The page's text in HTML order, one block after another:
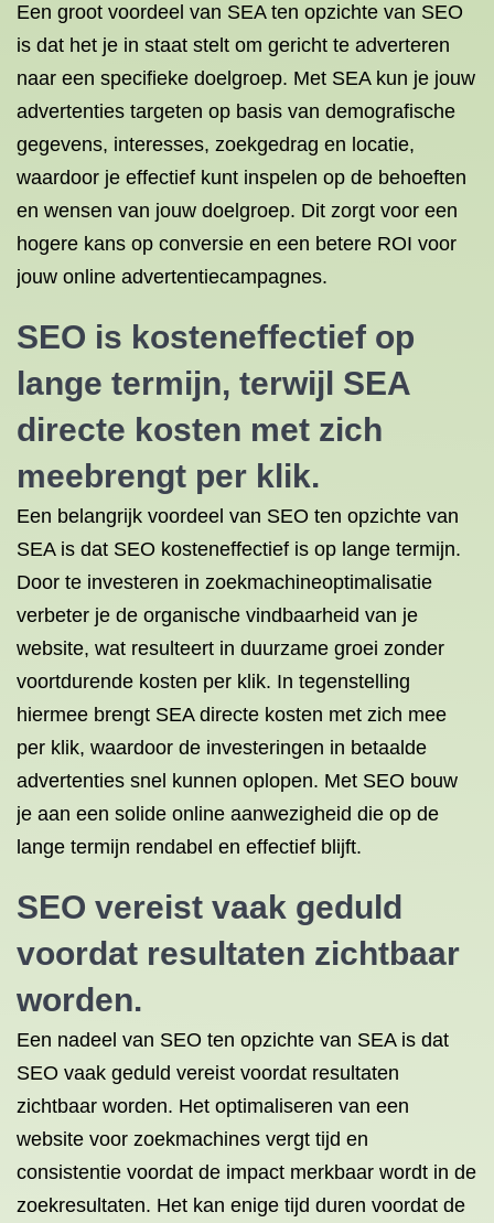
Een groot voordeel van SEA ten opzichte van SEO
is dat het je in staat stelt om gericht te adverteren
naar een specifieke doelgroep. Met SEA kun je jouw
advertenties targeten op basis van demografische
gegevens, interesses, zoekgedrag en locatie,
waardoor je effectief kunt inspelen op de behoeften
en wensen van jouw doelgroep. Dit zorgt voor een
hogere kans op conversie en een betere ROI voor
jouw online advertentiecampagnes.
SEO is kosteneffectief op
lange termijn, terwijl SEA
directe kosten met zich
meebrengt per klik.
Een belangrijk voordeel van SEO ten opzichte van
SEA is dat SEO kosteneffectief is op lange termijn.
Door te investeren in zoekmachineoptimalisatie
verbeter je de organische vindbaarheid van je
website, wat resulteert in duurzame groei zonder
voortdurende kosten per klik. In tegenstelling
hiermee brengt SEA directe kosten met zich mee
per klik, waardoor de investeringen in betaalde
advertenties snel kunnen oplopen. Met SEO bouw
je aan een solide online aanwezigheid die op de
lange termijn rendabel en effectief blijft.
SEO vereist vaak geduld
voordat resultaten zichtbaar
worden.
Een nadeel van SEO ten opzichte van SEA is dat
SEO vaak geduld vereist voordat resultaten
zichtbaar worden. Het optimaliseren van een
website voor zoekmachines vergt tijd en
consistentie voordat de impact merkbaar wordt in de
zoekresultaten. Het kan enige tijd duren voordat de